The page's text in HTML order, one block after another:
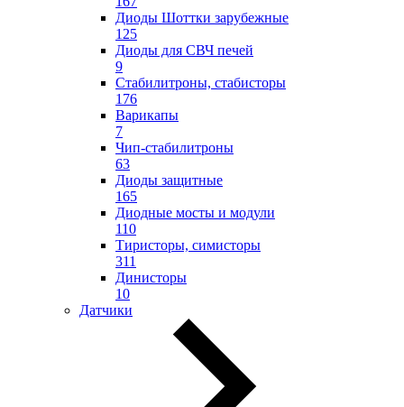
Диоды Шоттки зарубежные
125
Диоды для СВЧ печей
9
Стабилитроны, стабисторы
176
Варикапы
7
Чип-стабилитроны
63
Диоды защитные
165
Диодные мосты и модули
110
Тиристоры, симисторы
311
Динисторы
10
Датчики